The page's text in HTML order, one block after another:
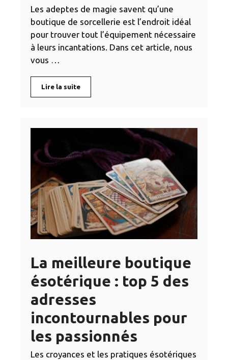
Les adeptes de magie savent qu’une
boutique de sorcellerie est l’endroit idéal
pour trouver tout l’équipement nécessaire
à leurs incantations. Dans cet article, nous
vous …
Lire la suite
La meilleure boutique
ésotérique : top 5 des
adresses
incontournables pour
les passionnés
Les croyances et les pratiques ésotériques